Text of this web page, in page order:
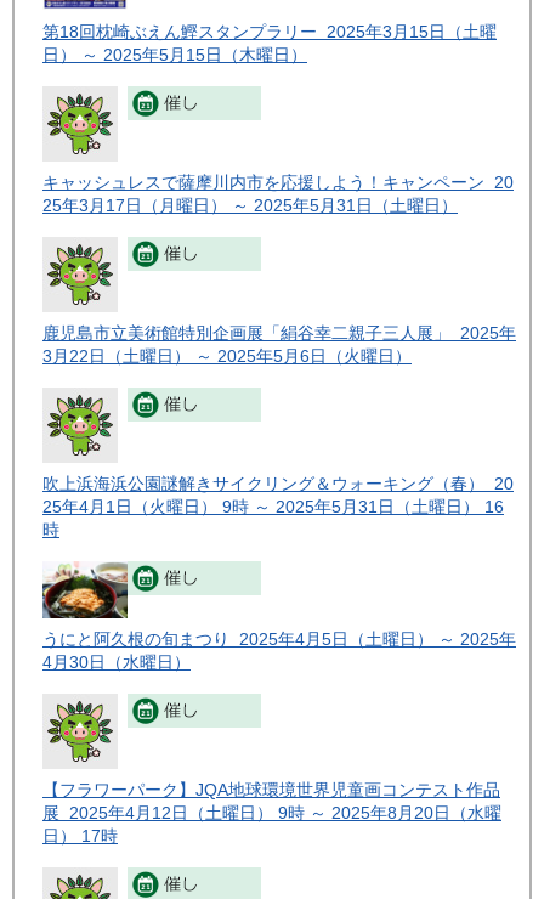
第18回枕崎ぶえん鰹スタンプラリー 2025年3月15日（土曜
日） ～ 2025年5月15日（木曜日）
キャッシュレスで薩摩川内市を応援しよう！キャンペーン 20
25年3月17日（月曜日） ～ 2025年5月31日（土曜日）
鹿児島市立美術館特別企画展「絹谷幸二親子三人展」 2025年
3月22日（土曜日） ～ 2025年5月6日（火曜日）
吹上浜海浜公園謎解きサイクリング＆ウォーキング（春） 20
25年4月1日（火曜日） 9時 ～ 2025年5月31日（土曜日） 16
時
うにと阿久根の旬まつり 2025年4月5日（土曜日） ～ 2025年
4月30日（水曜日）
【フラワーパーク】JQA地球環境世界児童画コンテスト作品
展 2025年4月12日（土曜日） 9時 ～ 2025年8月20日（水曜
日） 17時